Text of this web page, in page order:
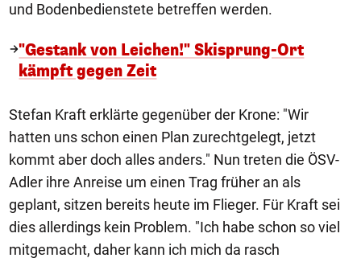
und Bodenbedienstete betreffen werden.
"Gestank von Leichen!" Skisprung-Ort
kämpft gegen Zeit
Stefan Kraft erklärte gegenüber der Krone: "Wir
hatten uns schon einen Plan zurechtgelegt, jetzt
kommt aber doch alles anders." Nun treten die ÖSV-
Adler ihre Anreise um einen Trag früher an als
geplant, sitzen bereits heute im Flieger. Für Kraft sei
dies allerdings kein Problem. "Ich habe schon so viel
mitgemacht, daher kann ich mich da rasch